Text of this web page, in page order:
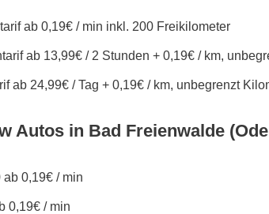
ab 0,19€ / min inkl. 200 Freikilometer
ab 13,99€ / 2 Stunden + 0,19€ / km,
ab 24,99€ / Tag + 0,19€ / km, unbegrenzt
Autos in Bad Freienwalde
ab 0,19€ / min
0,19€ / min